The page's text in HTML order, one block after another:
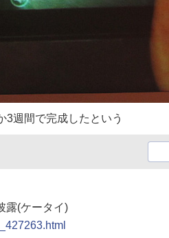
3週間で完成したという
露(ケータイ)